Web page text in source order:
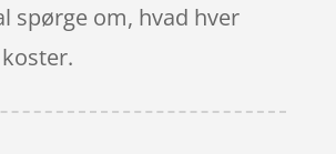
spørge om, hvad hver